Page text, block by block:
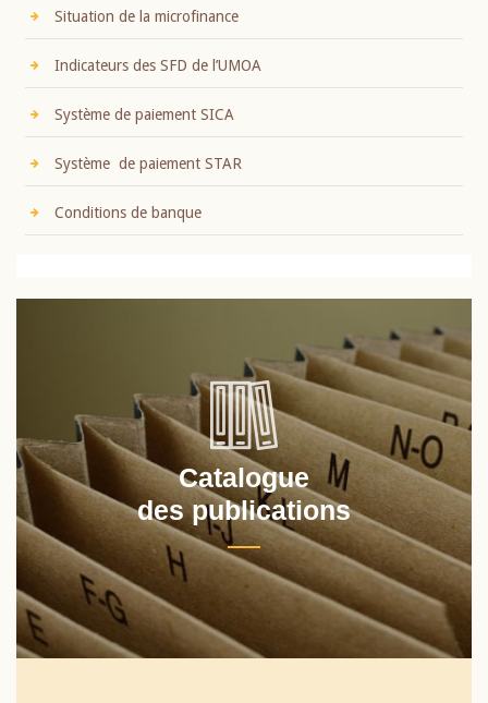
Situation de la microfinance
Indicateurs des SFD de l’UMOA
Système de paiement SICA
Système de paiement STAR
Conditions de banque
Catalogue
des publications